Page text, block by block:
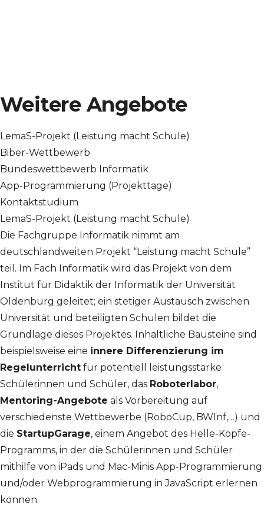
Weitere Angebote
LemaS-Projekt (Leistung macht Schule)
Biber-Wettbewerb
Bundeswettbewerb Informatik
App-Programmierung (Projekttage)
Kontaktstudium
LemaS-Projekt (Leistung macht Schule)
Die Fachgruppe Informatik nimmt am
deutschlandweiten Projekt “Leistung macht Schule”
teil. Im Fach Informatik wird das Projekt von dem
Institut für Didaktik der Informatik der Universität
Oldenburg geleitet; ein stetiger Austausch zwischen
Universität und beteiligten Schulen bildet die
Grundlage dieses Projektes. Inhaltliche Bausteine sind
beispielsweise eine innere Differenzierung im
Regelunterricht für potentiell leistungsstarke
Schülerinnen und Schüler, das Roboterlabor,
Mentoring-Angebote als Vorbereitung auf
verschiedenste Wettbewerbe (RoboCup, BWInf,…) und
die StartupGarage, einem Angebot des Helle-Köpfe-
Programms, in der die Schülerinnen und Schüler
mithilfe von iPads und Mac-Minis App-Programmierung
und/oder Webprogrammierung in JavaScript erlernen
können.